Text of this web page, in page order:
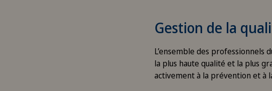
Gestion de la
L’ensemble des professionnels
la plus haute qualité et la plus
activement à la prévention et à